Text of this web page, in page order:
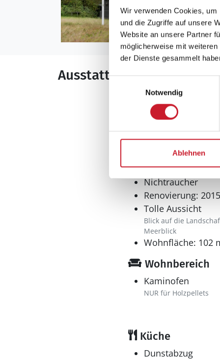
Wir verwenden Cookies,
und die Zugriffe auf unsere
Website an unsere Partner
möglicherweise mit
der Dienste gesammelt
Einwilligungsauswahl
Notwendig
Ablehnen
Ausstattung
Allgemeines
Anzahl Personen:
Baujahr: 1966
Naturgrundstück
Inkl. Endreinigung
Nichtraucher
Renovierung: 2015
Tolle Aussicht
Blick auf die
Meerblick
Wohnfläche: 102
Wohnbereich
Kaminofen
NUR für Holzpellets
Küche
Dunstabzug